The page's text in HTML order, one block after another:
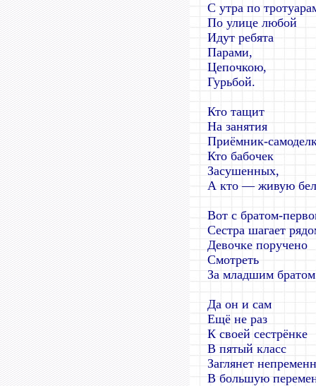
С утра по
По улице любой
Идут ребята
Парами,
Цепочкою,
Гурьбой.
Кто тащит
На занятия
Приёмник-
Кто бабочек
Засушенных,
А кто — живую
Вот с братом-
Сестра шагает
Девочке поручено
Смотреть
За младшим
Да он и сам
Ещё не раз
К своей сестрёнке
В пятый класс
Заглянет
В большую